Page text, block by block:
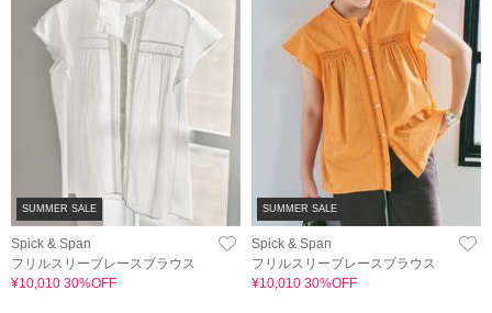
SUMMER SALE
Spick & Span
フリルスリーブレースブラウス
¥10,010 30%OFF
SUMMER SALE
Spick & Span
フリルスリーブレースブラウス
¥10,010 30%OFF